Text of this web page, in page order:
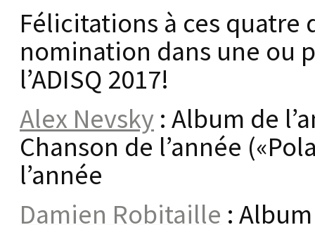
Félicitations à ces quatre
nomination dans une ou
l’ADISQ 2017!
Alex Nevsky : Album de
Chanson de l’année
l’année
Damien Robitaille :